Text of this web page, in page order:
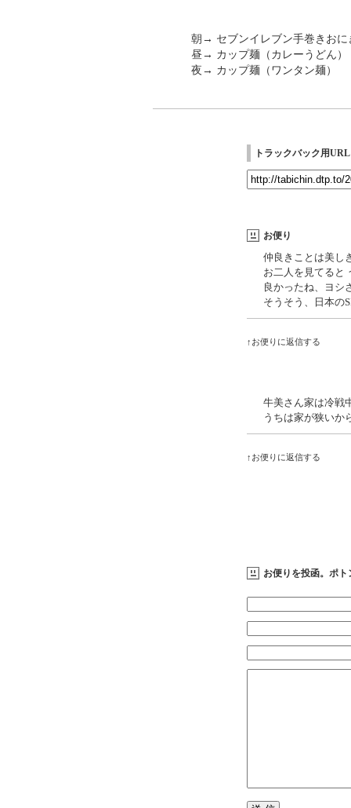
朝→ セブンイレブン手巻きおに
昼→ カップ麺（カレーうどん）
夜→ カップ麺（ワンタン麺）
トラックバック用URL
お便り
仲良きことは美し
お二人を見てると
良かったね、ヨシ
そうそう、日本の
↑お便りに返信する
牛美さん家は冷戦
うちは家が狭いか
↑お便りに返信する
お便りを投函。ポト